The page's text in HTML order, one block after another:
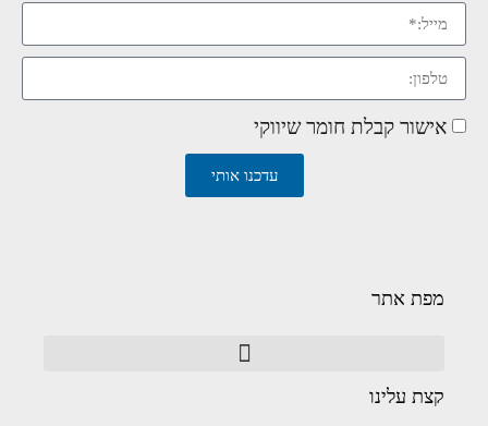
אישור קבלת חומר שיווקי
עדכנו אותי
מפת אתר
קצת עלינו